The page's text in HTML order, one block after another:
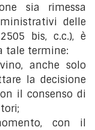
sia rimessa
delle
bis, c.c.), è
tale termine:
anche solo
la decisione
il consenso di
con il